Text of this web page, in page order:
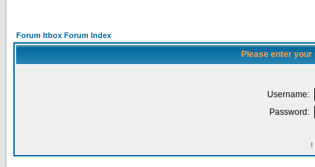
Forum Itbox Forum Index
Please enter
Username:
Password:
I